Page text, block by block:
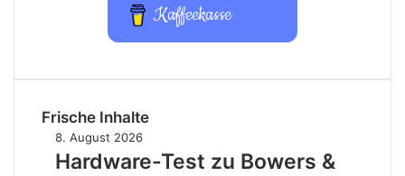
Kaffeekasse
Frische Inhalte
Hardware-
Test
8. August 2026
Hardware-Test zu Bowers &